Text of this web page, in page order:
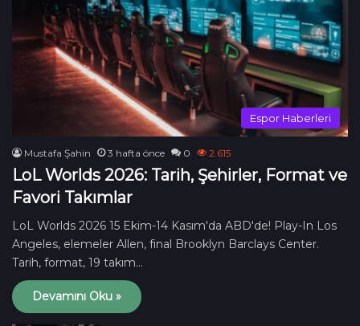
Point Blank TG Nasıl Satın Alınır?
00:28 24 Eylül 2024
Espor Haberleri
Mustafa Şahin 3 hafta önce 0 2.615
LoL Worlds 2026: Tarih, Şehirler, Format ve
Favori Takımlar
LoL Worlds 2026 15 Ekim-14 Kasım'da ABD'de! Play-In Los
Angeles, elemeler Allen, final Brooklyn Barclays Center.
Tarih, format, 19 takım…
Devamını Oku »